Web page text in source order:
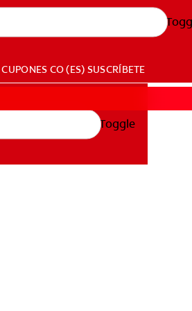
CUPONES CO (ES) SUSCRÍBETE
Toggle